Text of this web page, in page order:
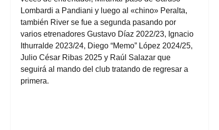
Lombardi a Pandiani y luego al «chino» Peralta,
también River se fue a segunda pasando por
varios etrenadores Gustavo Díaz 2022/23, Ignacio
Ithurralde 2023/24, Diego “Memo” López 2024/25,
Julio César Ribas 2025 y Raúl Salazar que
seguirá al mando del club tratando de regresar a
primera.